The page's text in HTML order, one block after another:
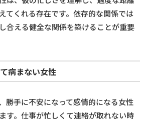
てくれる存在です。依存的な関係では
合える健全な関係を築けることが重要
病まない女性
勝手に不安になって感情的になる女性
す。仕事が忙しくて連絡が取れない時